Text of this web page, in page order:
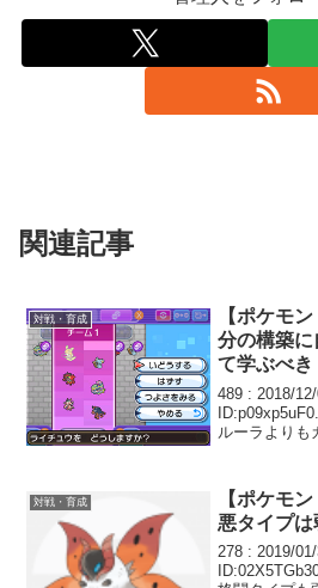
関連記事
対戦・育成
【ポケモ
分の構築
て学ぶべき
489 : 2018/
ルーラよりも
かしてやりた
対戦・育成
【ポケモ
悪タイプ
278 : 2019/